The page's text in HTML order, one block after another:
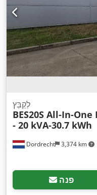
Dordrecht 3,374 km
לְקַבֵּץ
BES20S All-In-
- 20 kVA-30.7 kWh
פנה